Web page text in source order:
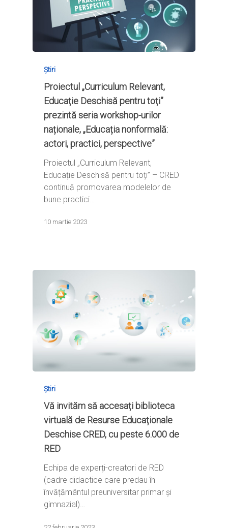
Știri
Proiectul „Curriculum Relevant,
Educație Deschisă pentru toți”
prezintă seria workshop-urilor
naționale, „Educația nonformală:
actori, practici, perspective”
Proiectul „Curriculum Relevant,
Educație Deschisă pentru toți” – CRED
continuă promovarea modelelor de
bune practici…
10 martie 2023
Știri
Vă invităm să accesați biblioteca
virtuală de Resurse Educaționale
Deschise CRED, cu peste 6.000 de
RED
Echipa de experți-creatori de RED
(cadre didactice care predau în
învățământul preuniversitar primar și
gimnazial)…